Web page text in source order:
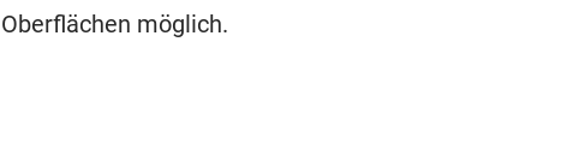
Oberflächen möglich.